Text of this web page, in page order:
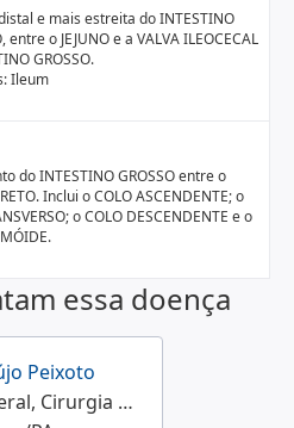
e mais estreita do INTESTINO
entre o JEJUNO e a VALVA ILEOCECAL
GROSSO.
Ileum
do INTESTINO GROSSO entre o
Inclui o COLO ASCENDENTE; o
o COLO DESCENDENTE e o
essa doença
Peixoto
Cirurgia Geral, Cirurgia Pediátrica